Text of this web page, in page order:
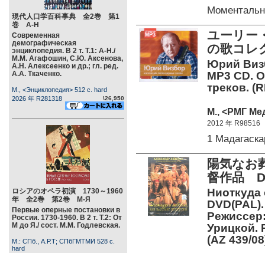
現代人口学百科事典 全2巻 第1
巻 А-Н
Современная
демографическая
энциклопедия. В 2 т. Т.1: А-Н./
М.М. Агафошин, С.Ю. Аксенова,
А.Н. Алексеенко и др.; гл. ред.
А.А. Ткаченко.
М., <Энциклопедия> 512 c. hard
2026 年 R281318
\26,950
ロシアのオペラ初演 1730～1960
年 全2巻 第2巻 М-Я
Первые оперные постановки в
России. 1730-1960. В 2 т. Т.2: От
М до Я./ сост. М.М. Годлевская.
М.: СПб., А.Р.Т; СПбГМТМИ 528 c.
hard
ユーリー
の歌コ
Юрий
MP3 CD.
треков.
М., <РМГ
2012 年 R98516
1
陽気なお
督作品
Урицкой.
(AZ 439/